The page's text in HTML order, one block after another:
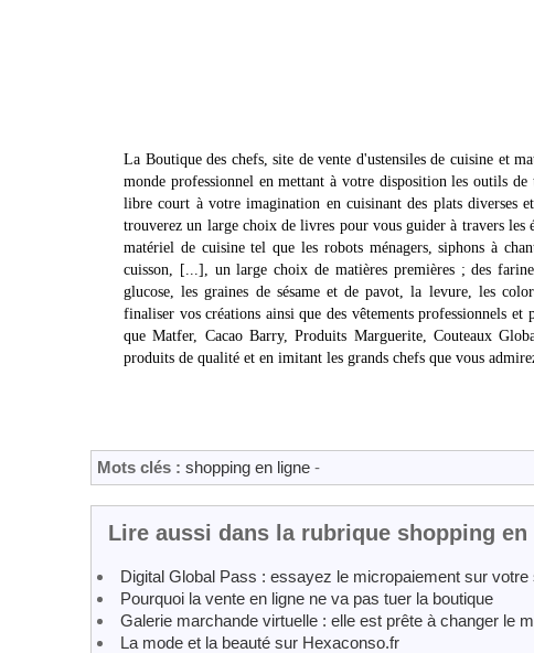
La Boutique des chefs, site de vente d'ustensiles de cuisine et
monde professionnel en mettant à votre disposition les outils
libre court à votre imagination en cuisinant des plats diverses
trouverez un large choix de livres pour vous guider à travers les
matériel de cuisine tel que les robots ménagers, siphons à
cuisson, [...], un large choix de matières premières ; des
glucose, les graines de sésame et de pavot, la levure, les
finaliser vos créations ainsi que des vêtements professionnels
que Matfer, Cacao Barry, Produits Marguerite, Couteaux
produits de qualité et en imitant les grands chefs que vous
Mots clés : shopping en ligne -
Lire aussi dans la rubrique shopping en
Digital Global Pass : essayez le micropaiement sur votre
Pourquoi la vente en ligne ne va pas tuer la boutique
Galerie marchande virtuelle : elle est prête à changer le
La mode et la beauté sur Hexaconso.fr